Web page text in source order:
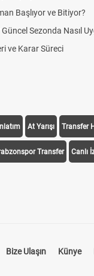
Başlıyor ve Bitiyor?
Sezonda Nasıl
ve Karar Süreci
At Yarışı Transfer
Transfer Canlı
Bize Ulaşın Künye